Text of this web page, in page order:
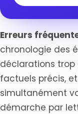
Erreurs
chronologie des
déclarations trop
factuels précis,
simultanément
démarche par